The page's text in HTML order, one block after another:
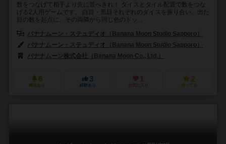
数をつなげて相手より先に並べきれ！ ダイスとタイル配置で数をつな
げる2人用ゲームです。 白目・黒目それぞれのダイスを振り合い、出た
目の数を起点に、その両隣から同じ色のドッ...
バナナムーン・ステュディオ（Banana Moon Studio Sapporo）
バナナムーン・ステュディオ（Banana Moon Studio Sapporo）
バナナムーン株式会社（Banana Moon Co., Ltd.）
6
興味あり
3
経験あり
1
お気に入り
2
持ってる